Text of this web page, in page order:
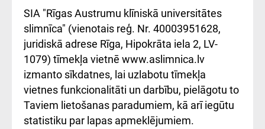
atsauksmju/sūdzību
iesniegšanas
kārtība
Kā pie mums nokļūt
Rēķinu apmaksas
ceļvedis
Підтримка Східної
лікарні та співпраця з
Україною
SIA "Rīgas Austrumu klīniskā universitātes
slimnīca" (vienotais reģ. Nr. 40003951628,
juridiskā adrese Rīga, Hipokrāta iela 2, LV-
1079) tīmekļa vietnē www.aslimnica.lv
izmanto sīkdatnes, lai uzlabotu tīmekļa
vietnes funkcionalitāti un darbību, pielāgotu to
Taviem lietošanas paradumiem, kā arī iegūtu
statistiku par lapas apmeklējumiem.